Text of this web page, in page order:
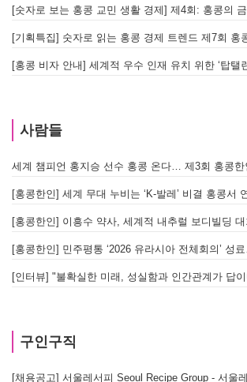
사람들
구인구직